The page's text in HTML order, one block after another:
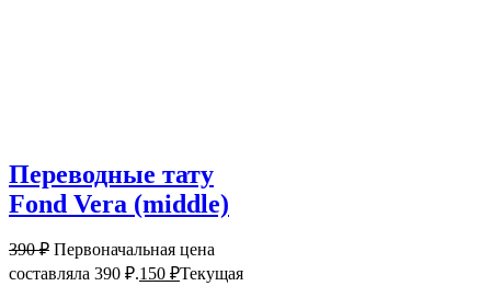
Переводные тату
Fond Vera (middle)
390₽ Первоначальная цена
составляла 390 ₽.150 ₽Текущая